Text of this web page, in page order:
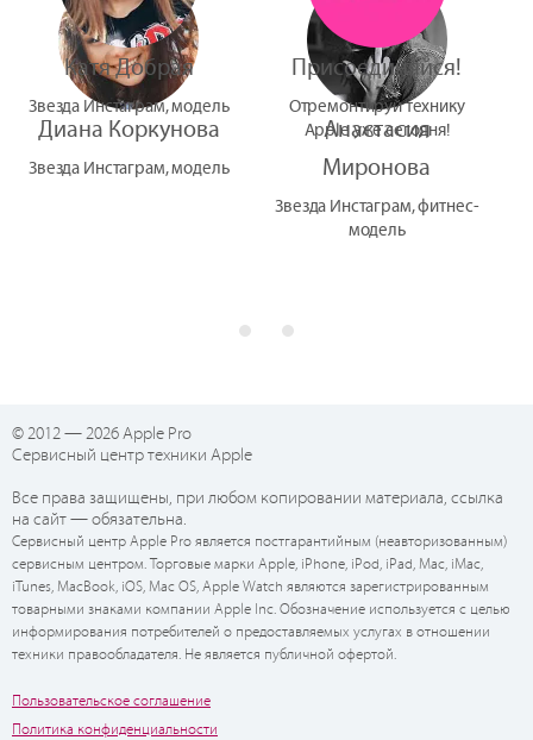
Диана Коркунова
Звезда Инстаграм, модель
Анастасия
Миронова
Звезда Инстаграм, фитнес-
модель
Катя Добрая
Звезда Инстаграм, модель
Присоединяйся!
Отремонтируй технику
Apple уже сегодня!
© 2012 — 2026 Apple Pro
Сервисный центр техники Apple
Все права защищены, при любом копировании материала, ссылка
на сайт — обязательна.
Сервисный центр Apple Pro является постгарантийным (неавторизованным)
сервисным центром. Торговые марки Apple, iPhone, iPod, iPad, Mac, iMac,
iTunes, MacBook, iOS, Mac OS, Apple Watch являются зарегистрированным
товарными знаками компании Apple Inc. Обозначение используется с целью
информирования потребителей о предоставляемых услугах в отношении
техники правообладателя. Не является публичной офертой.
Пользовательское соглашение
Политика конфиденциальности